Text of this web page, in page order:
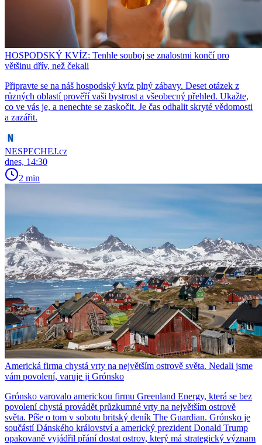
HOSPODSKÝ KVÍZ: Tenhle souboj se znalostmi končí pro
většinu dřív, než čekali
Připravte se na náš hospodský kvíz plný zábavy. Deset otázek z
různých oblastí prověří vaši bystrost a všeobecný přehled. Ukažte,
co ve vás je, a nenechte se zaskočit. Je čas odhalit skryté vědomosti
a zazářit.
NESPECHEJ.cz
dnes, 14:30
2 min
Americká firma chystá vrty na největším ostrově světa. Nedali jsme
vám povolení, varuje ji Grónsko
Grónsko varovalo americkou firmu Greenland Energy, která se bez
povolení chystá provádět průzkumné vrty na největším ostrově
světa. Píše o tom v sobotu britský deník The Guardian. Grónsko je
součástí Dánského království a americký prezident Donald Trump
opakovaně vyjádřil přání dostat ostrov, který má strategický význam